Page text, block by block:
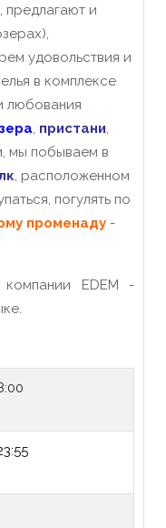
предлагают и
удовольствия и
в комплексе
любования
, пристани,
мы побываем в
, расположенном
погулять по
променаду -
компании EDEM -